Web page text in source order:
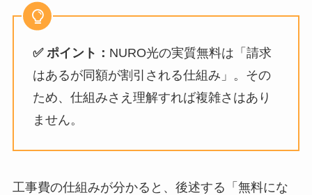
✅ ポイント： NURO光の実質無料は「請求
はあるが同額が割引される仕組み」。その
ため、仕組みさえ理解すれば複雑さはあり
ません。
工事費の仕組みが分かると、後述する「無料にな